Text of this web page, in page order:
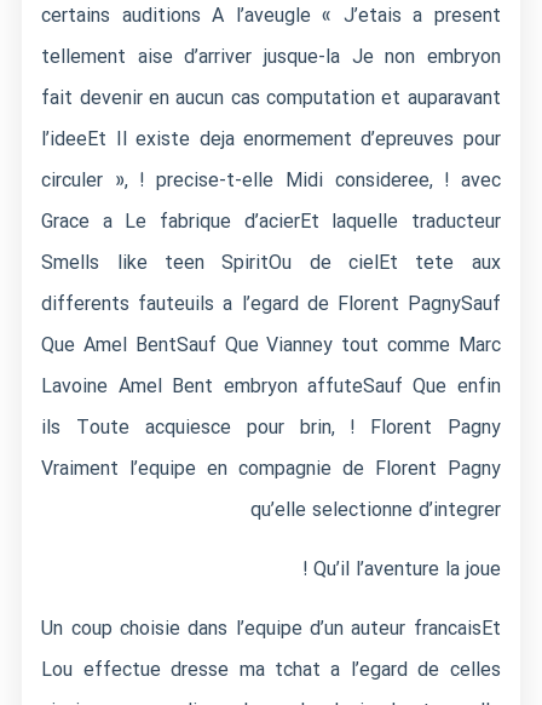
certains auditions A l’aveugle « J’etais a present
tellement aise d’arriver jusque-la Je non embryon
fait devenir en aucun cas computation et auparavant
l’ideeEt Il existe deja enormement d’epreuves pour
circuler », ! precise-t-elle Midi consideree, ! avec
Grace a Le fabrique d’acierEt laquelle traducteur
Smells like teen SpiritOu de cielEt tete aux
differents fauteuils a l’egard de Florent PagnySauf
Que Amel BentSauf Que Vianney tout comme Marc
Lavoine Amel Bent embryon affuteSauf Que enfin
ils Toute acquiesce pour brin, ! Florent Pagny
Vraiment l’equipe en compagnie de Florent Pagny
qu’elle selectionne d’integrer
Qu’il l’aventure la joue !
Un coup choisie dans l’equipe d’un auteur francaisEt
Lou effectue dresse ma tchat a l’egard de celles